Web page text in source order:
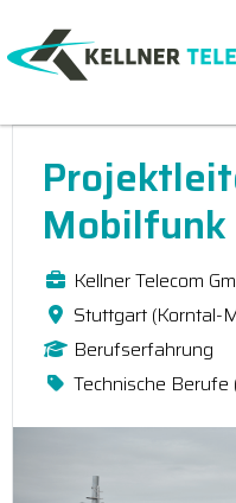
Mobilfunk
Kellner Telecom
Stuttgart (Korntal-
Berufserfahrung
Technische Berufe